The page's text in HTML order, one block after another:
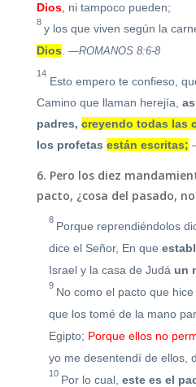
Dios, ni tampoco pueden;
8 y los que viven según la
Dios —ROMANOS 8:6-8
14
Esto empero te confieso,
Camino que llaman herejía,
padres, creyendo todas las
los profetas están escritas;
6. Pero los diez
pacto, ¿cosa del pasado,
8 Porque reprendiéndolos
dice el Señor, En que
Israel y la casa de Judá un
9 No como el pacto que
que los tomé de la mano
Egipto; Porque ellos no
yo me desentendí de ellos,
10 Por lo cual, este es el